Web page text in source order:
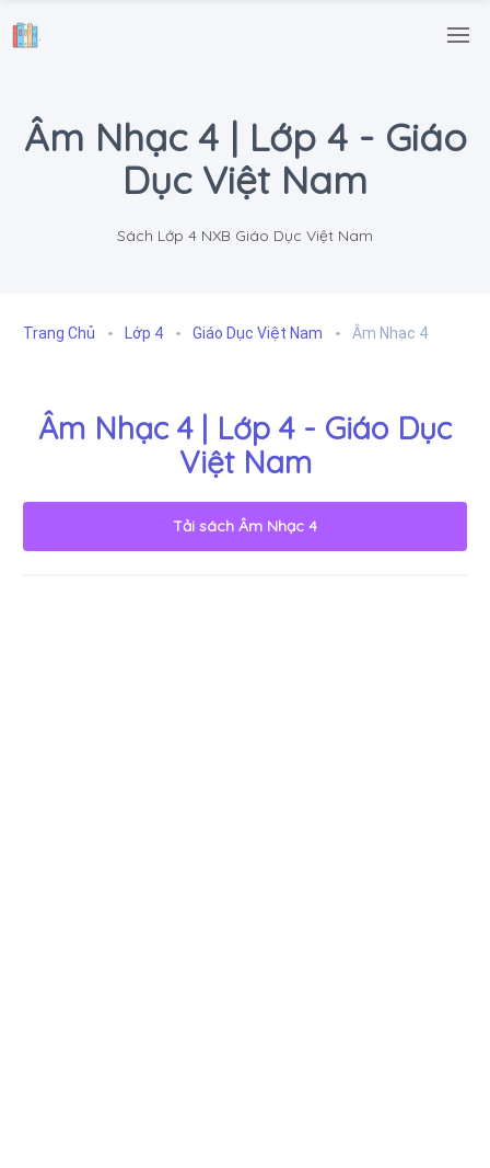
.
Âm Nhạc 4 | Lớp 4 - Giáo
Dục Việt Nam
Sách Lớp 4 NXB Giáo Dục Việt Nam
Trang Chủ Lớp 4 Giáo Dục Việt Nam Âm Nhạc 4
Âm Nhạc 4 | Lớp 4 - Giáo Dục
Việt Nam
Tải sách Âm Nhạc 4